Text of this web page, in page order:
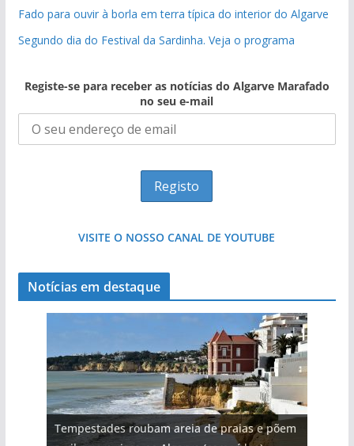
Fado para ouvir à borla em terra típica do interior do Algarve
Segundo dia do Festival da Sardinha. Veja o programa
Registe-se para receber as notícias do Algarve Marafado
no seu e-mail
VISITE O NOSSO CANAL DE YOUTUBE
Notícias em destaque
Tempestades roubam areia de praias e põem
Projeto milionário: investimento de 108
milhões de euros na construção de dois
Tapas do mar a 3 euros cada. Nova rota
Foto do dia: uma cidade algarvia que cresceu
Milagre da água. Fontes emblemáticas do